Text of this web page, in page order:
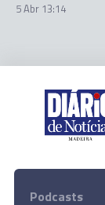
5 Abr 13:14
Podcasts